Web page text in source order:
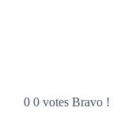
0 0 votes Bravo !